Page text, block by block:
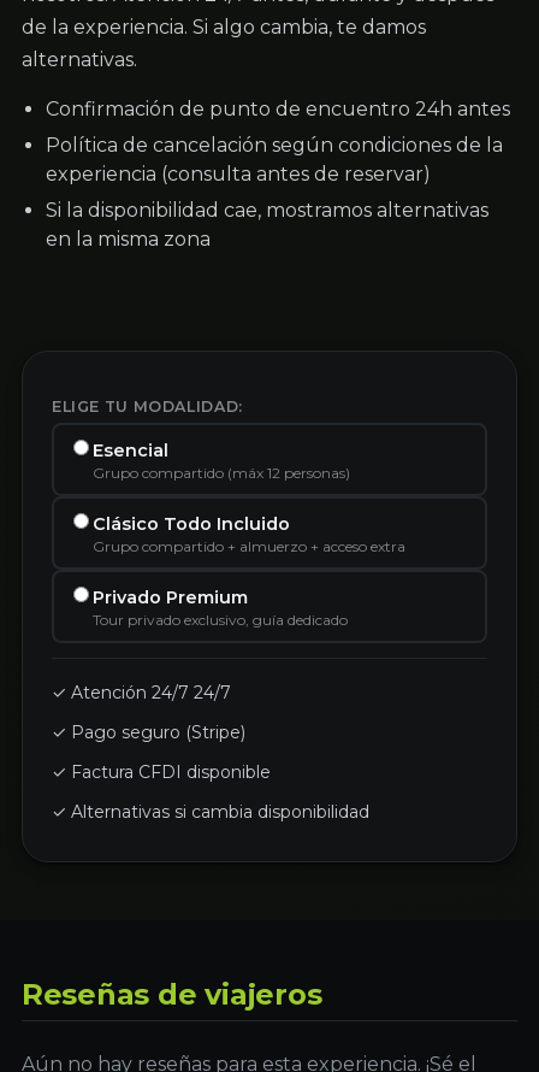
de la experiencia. Si algo cambia, te damos
alternativas.
Confirmación de punto de encuentro 24h antes
Política de cancelación según condiciones de la
experiencia (consulta antes de reservar)
Si la disponibilidad cae, mostramos alternativas
en la misma zona
ELIGE TU MODALIDAD:
Esencial
Grupo compartido (máx 12 personas)
Clásico Todo Incluido
Grupo compartido + almuerzo + acceso extra
Privado Premium
Tour privado exclusivo, guía dedicado
✓ Atención 24/7 24/7
✓ Pago seguro (Stripe)
✓ Factura CFDI disponible
✓ Alternativas si cambia disponibilidad
Reseñas de viajeros
Aún no hay reseñas para esta experiencia. ¡Sé el